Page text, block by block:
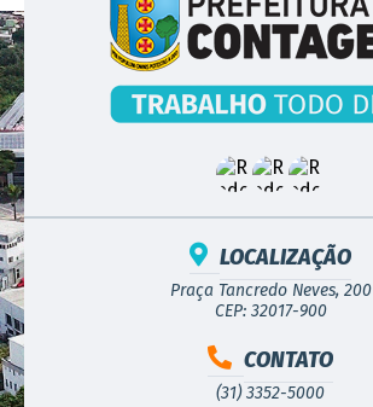
LOCALIZAÇÃO
Praça Tancredo Neves, 200
CEP: 32017-900
CONTATO
(31) 3352-5000